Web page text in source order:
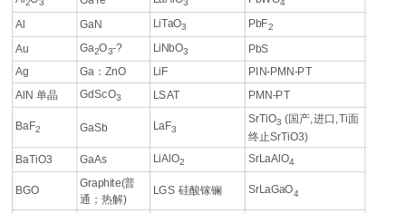
2 3 3 4
Al GaN LiTaO3 PbF2
Au Ga2O3-? LiNbO3
PbS
Ag
Ga：ZnO LiF
PIN-PMN-PT
AlN 单晶
GdScO3 LSAT PMN-PT
BaF2 GaSb LaF3
SrTiO3 (国产,进口,Ti面
终止SrTiO3)
BaTiO3
GaAs LiAlO2 SrLaAlO4
BGO
Graphite(普
通；热解)
LGS 硅酸镓镧 SrLaGaO4